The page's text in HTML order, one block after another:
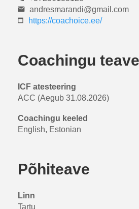
andresmarandi@gmail.com
https://coachoice.ee/
Coachingu teave
ICF atesteering
ACC (Aegub 31.08.2026)
Coachingu keeled
English, Estonian
Põhiteave
Linn
Tartu